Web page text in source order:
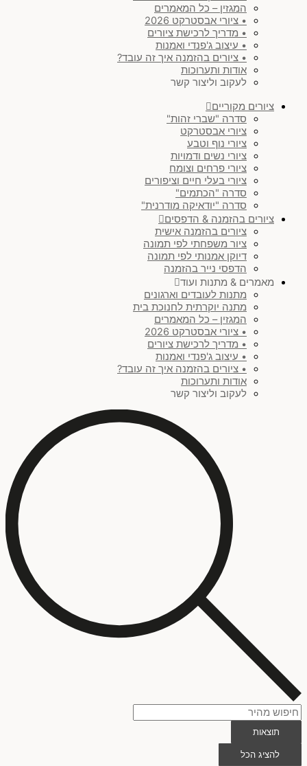
המגזין – כל המאמרים
• ציורי אבסטרקט 2026
• מדריך לרכישת ציורים
• עיצוב ג'פנדי ואמנות
• ציורים בהזמנה איך זה עובד?
אודות ותערוכות
לעקוב וליצור קשר
ציורים מקוריים
סדרה "שברי זהות"
ציורי אבסטרקט
ציורי נוף וטבע
ציורי נשים ודמויות
ציורי פרחים וצומח
ציורי בעלי חיים וציפורים
סדרה "הכתמים"
סדרה "יודאיקה מודרנית"
ציורים בהזמנה & הדפסים
ציורים בהזמנה אישית
ציור משפחתי לפי תמונה
דיוקן אמנותי לפי תמונה
הדפסי נייר בהזמנה
מאמרים & מתנות ועוד
מתנות לעובדים וארגונים
מתנה יוקרתית לחנוכת בית
המגזין – כל המאמרים
• ציורי אבסטרקט 2026
• מדריך לרכישת ציורים
• עיצוב ג'פנדי ואמנות
• ציורים בהזמנה איך זה עובד?
אודות ותערוכות
לעקוב וליצור קשר
תוצאות
להציג הכל